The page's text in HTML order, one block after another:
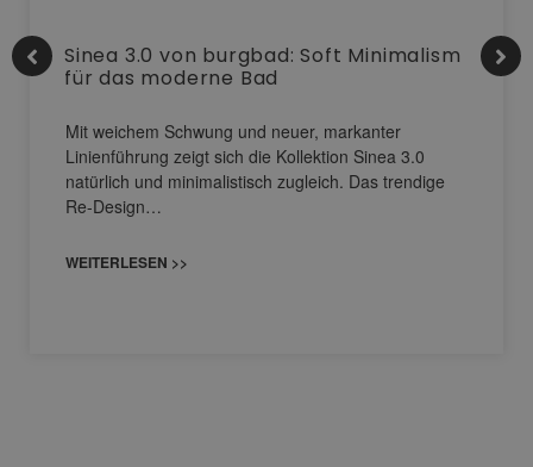
Sinea 3.0 von burgbad: Soft Minimalism
für das moderne Bad
Mit weichem Schwung und neuer, markanter
Linienführung zeigt sich die Kollektion Sinea 3.0
natürlich und minimalistisch zugleich. Das trendige
Re-Design…
WEITERLESEN >>